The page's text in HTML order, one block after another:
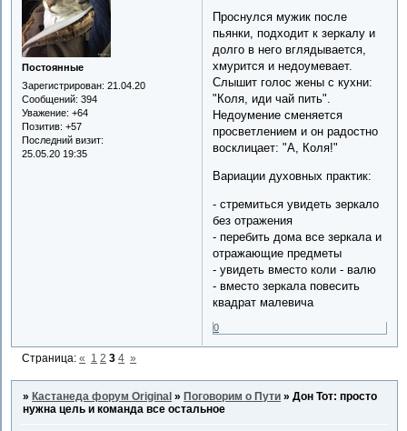
Постоянные
Зарегистрирован: 21.04.20
Сообщений: 394
Уважение: +64
Позитив: +57
Последний визит:
25.05.20 19:35
Проснулся мужик после
пьянки, подходит к зеркалу и
долго в него вглядывается,
хмурится и недоумевает.
Слышит голос жены с кухни:
"Коля, иди чай пить".
Недоумение сменяется
просветлением и он радостно
восклицает: "А, Коля!"
Вариации духовных практик:
- стремиться увидеть зеркало
без отражения
- перебить дома все зеркала и
отражающие предметы
- увидеть вместо коли - валю
- вместо зеркала повесить
квадрат малевича
0
Страница:« 1 2 3 4 »
» Кастанеда форум Original » Поговорим о Пути »Дон Тот: просто
нужна цель и команда все остальное